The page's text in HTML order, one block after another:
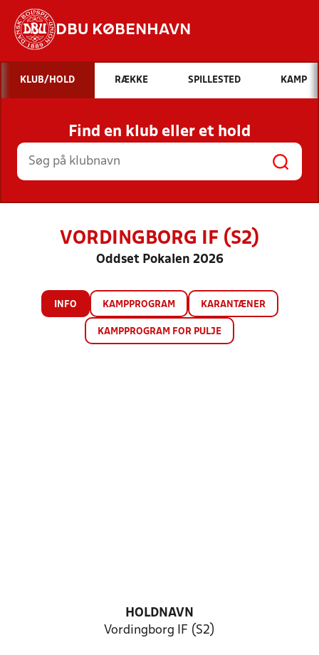
DBU KØBENHAVN
Hvad vil du søge efter?
INDHOLD OG NYHEDER
STILLINGER, RESULTATER, KLUBBER OG
HOLD
KLUB/HOLD RÆKKE SPILLESTED KAMP
Find en klub eller et hold
VORDINGBORG IF (S2)
Oddset Pokalen 2026
INFO KAMPPROGRAM KARANTÆNER
KAMPPROGRAM FOR PULJE
HOLDNAVN
Vordingborg IF (S2)